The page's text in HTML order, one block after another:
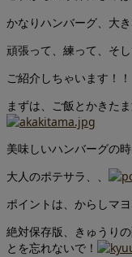
かなりハンバーグ、大き
頑張って、練って、そ
ご紹介しちゃいます！！
まずは、ご飯とかきたま
美味しいハンバーグの
大人のポテサラ、、
ポイントは、からしマ
絶対保存版、きゅうり
とを忘れないで！